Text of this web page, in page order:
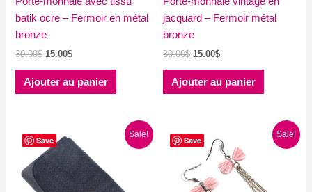
batik ocre – Fermoir en métal
bronze
30.00$ Le
initial
était :
15.00$Le
actuel
est :
Ajouter au panier
jacquard – Fermoir métal
bronze
30.00$ Le
initial
était :
15.00$Le
actuel
est :
Ajouter au panier
Save
Sale!
Save
Sale!